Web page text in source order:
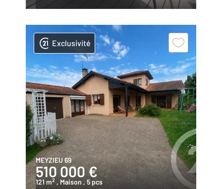
Exclusivité
MEYZIEU 69
510 000 €
121 m2 , Maison , 5 pcs